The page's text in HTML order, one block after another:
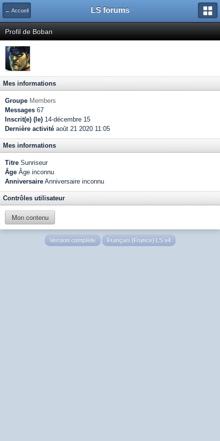
← Accueil LS forums
Profil de Boban
Mes informations
Groupe Members
Messages 67
Inscrit(e) (le) 14-décembre 15
Dernière activité août 21 2020 11:05
Mes informations
Titre Sunriseur
Âge Âge inconnu
Anniversaire Anniversaire inconnu
Contrôles utilisateur
Mon contenu
Version complète Français (France) LS v4